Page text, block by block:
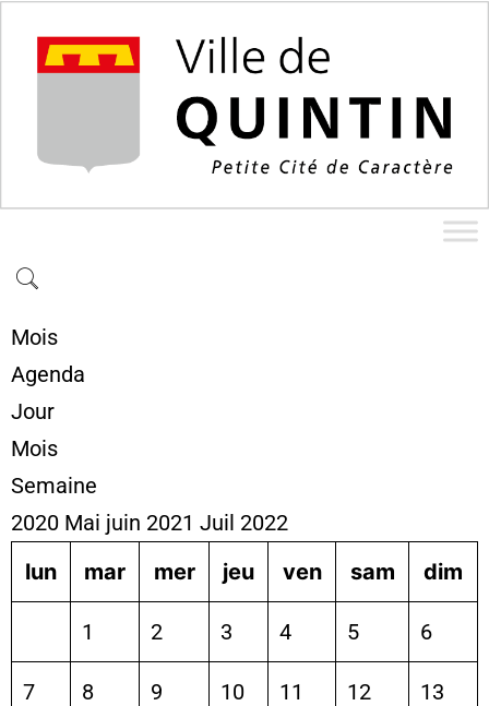
Mois
Agenda
Jour
Mois
Semaine
2020 Mai juin 2021 Juil 2022
lun
mar mer jeu ven sam dim
1 2 3 4 5 6
7 8 9 10 11 12 13